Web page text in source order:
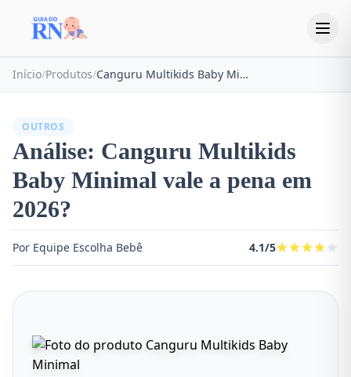
Início/Produtos/ Canguru Multikids Baby Minimal
OUTROS
Análise: Canguru Multikids
Baby Minimal vale a pena em
2026?
Por Equipe Escolha Bebê 4.1/5